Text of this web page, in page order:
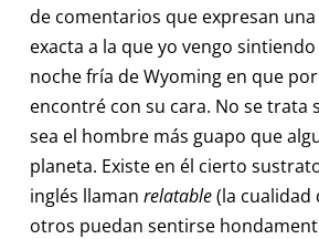
de comentarios que expresan una
exacta a la que yo vengo
noche fría de Wyoming en que
encontré con su cara. No se trata
sea el hombre más guapo que
planeta. Existe en él cierto
inglés llaman relatable(la cualidad
otros puedan sentirse